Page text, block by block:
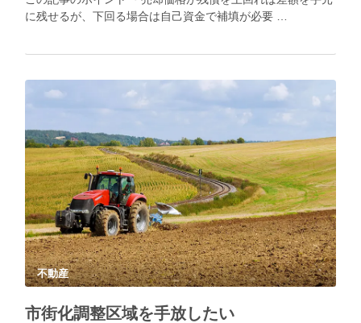
に残せるが、下回る場合は自己資金で補填が必要 …
不動産
市街化調整区域を手放したい